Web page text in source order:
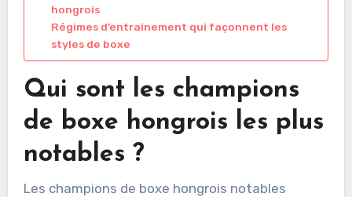
hongrois
Régimes d’entraînement qui façonnent les
styles de boxe
Qui sont les champions
de boxe hongrois les plus
notables ?
Les champions de boxe hongrois notables